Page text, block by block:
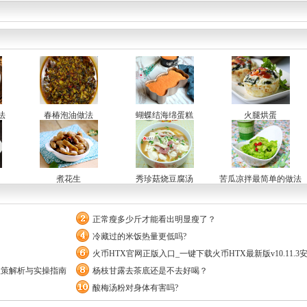
春椿泡油做法 蝴蝶结海绵蛋糕 火腿烘蛋
煮花生 秀珍菇烧豆腐汤 苦瓜凉拌最简单的做法
正常瘦多少斤才能看出明显瘦了？
冷藏过的米饭热量更低吗?
火币HTX官网正版入口_一键下载火币HTX最新版v10.11.3安
解析与实操指南
杨枝甘露去茶底还是不去好喝？
酸梅汤粉对身体有害吗?